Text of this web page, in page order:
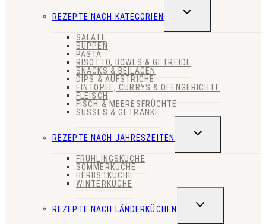
REZEPTE NACH KATEGORIEN
UNTERMENÜ
SALATE
SUPPEN
PASTA
RISOTTO, BOWLS & GETREIDE
SNACKS & BEILAGEN
DIPS & AUFSTRICHE
EINTÖPFE, CURRYS & OFENGERICHTE
FLEISCH
FISCH & MEERESFRÜCHTE
SÜSSES & GETRÄNKE
REZEPTE NACH JAHRESZEITEN
UNTERMENÜ
FRÜHLINGSKÜCHE
SOMMERKÜCHE
HERBSTKÜCHE
WINTERKÜCHE
REZEPTE NACH LÄNDERKÜCHEN
UNTERMENÜ